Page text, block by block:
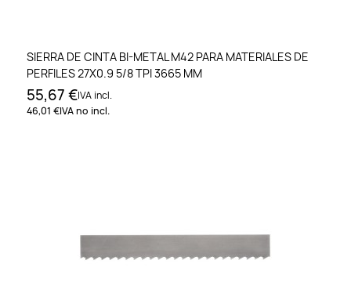
SIERRA DE CINTA BI-METAL M42 PARA MATERIALES DE
PERFILES 27X0.9 5/8 TPI 3665 MM
55,67 €IVA incl.
46,01 €IVA no incl.